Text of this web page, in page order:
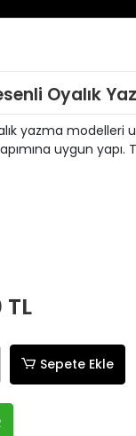
Oyalık
yazma modelleri
uygun
TL
Sepete Ekle